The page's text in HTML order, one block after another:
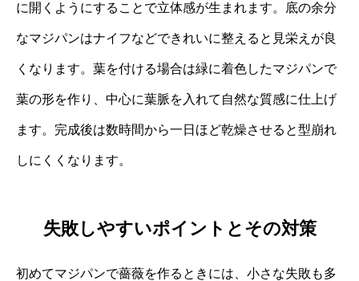
に開くようにすることで立体感が生まれます。底の余分
なマジパンはナイフなどできれいに整えると見栄えが良
くなります。葉を付ける場合は緑に着色したマジパンで
葉の形を作り、中心に葉脈を入れて自然な質感に仕上げ
ます。完成後は数時間から一日ほど乾燥させると型崩れ
しにくくなります。
失敗しやすいポイントとその対策
初めてマジパンで薔薇を作るときには、小さな失敗も多